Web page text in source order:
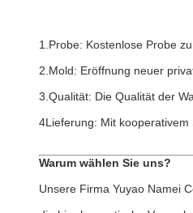
1.Probe: Kostenlose Probe
2.Mold: Eröffnung neuer
3.Qualität: Die Qualität der
4Lieferung: Mit
Warum wählen Sie uns?
Unsere Firma Yuyao Namei